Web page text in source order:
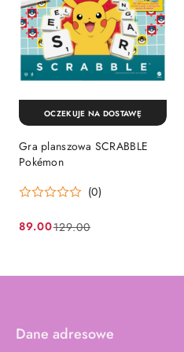
Gra planszowa SCRABBLE
Pokémon
(0)
Cena
89.00
Cena
promocją:
129.00
OCZEKUJE NA DOSTAWĘ
Dane adresowe